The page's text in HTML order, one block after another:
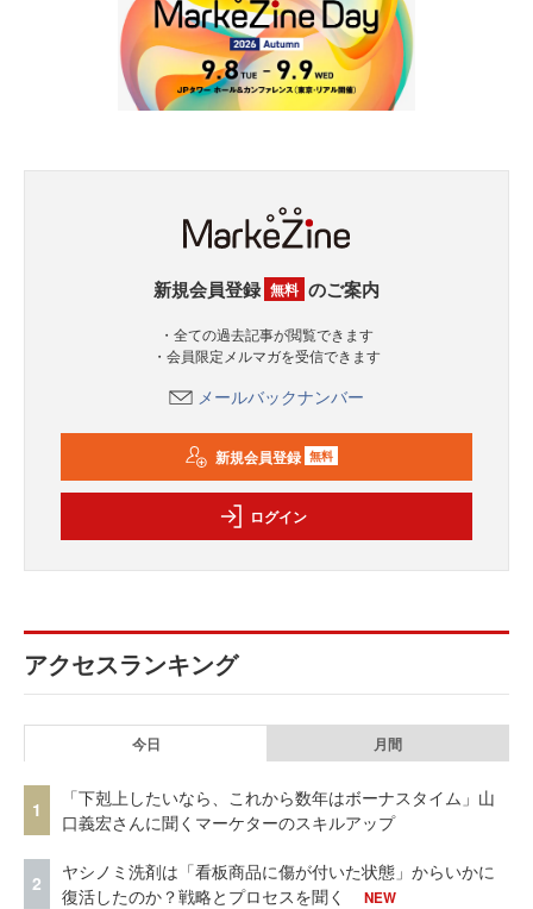
新規会員登録 無料 のご案内
・全ての過去記事が閲覧できます
・会員限定メルマガを受信できます
メールバックナンバー
新規会員登録 無料
ログイン
アクセスランキング
今日 月間
1
「下剋上したいなら、これから数年はボーナスタイム」山
口義宏さんに聞くマーケターのスキルアップ
2
ヤシノミ洗剤は「看板商品に傷が付いた状態」からいかに
復活したのか？戦略とプロセスを聞く
NEW